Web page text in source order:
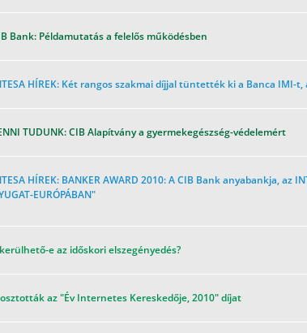
Bank: Példamutatás a felelős működésben
HÍREK: Két rangos szakmai díjjal tüntették ki a Banca
TUDUNK: CIB Alapítvány a gyermekegészség-védelemért
HÍREK: BANKER AWARD 2010: A CIB Bank anyabankja, az
EURÓPÁBAN"
e az időskori elszegényedés?
az "Év Internetes Kereskedője, 2010" díjat